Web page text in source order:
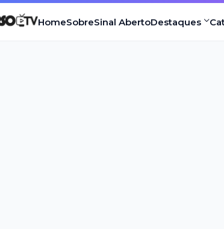
HomeSobreSinal AbertoDestaques